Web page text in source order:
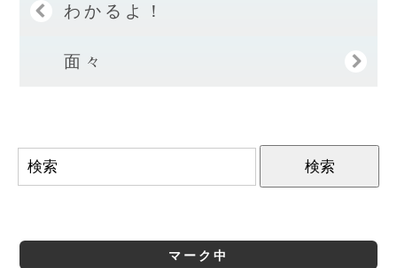
わかるよ！
面々
マーク中